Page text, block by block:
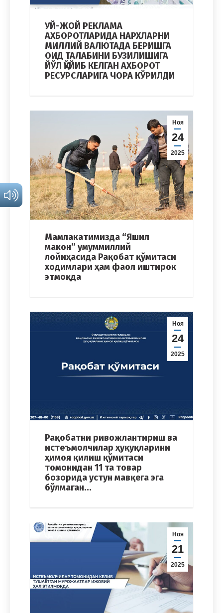
УЙ-ЖОЙ РЕКЛАМА
АХБОРОТЛАРИДА НАРХЛАРНИ
МИЛЛИЙ ВАЛЮТАДА БЕРИШГА
ОИД ТАЛАБИНИ БУЗИЛИШИГА
ЙЎЛ ҚЎЙИБ КЕЛГАН АХБОРОТ
РЕСУРСЛАРИГА ЧОРА КЎРИЛДИ
Ноя
24
2025
Мамлакатимизда “Яшил
макон” умуммиллий
лойиҳасида Рақобат қўмитаси
ходимлари ҳам фаол иштирок
этмоқда
Ноя
24
2025
Рақобатни ривожлантириш ва
истеъмолчилар ҳуқуқларини
ҳимоя қилиш қўмитаси
томонидан 11 та товар
бозорида устун мавқега эга
бўлмаган…
Ноя
21
2025